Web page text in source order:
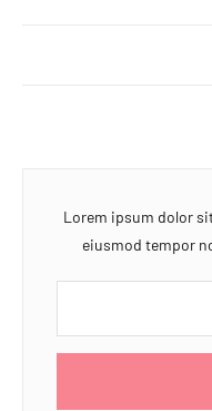
Lorem ipsum dolor
eiusmod tempor